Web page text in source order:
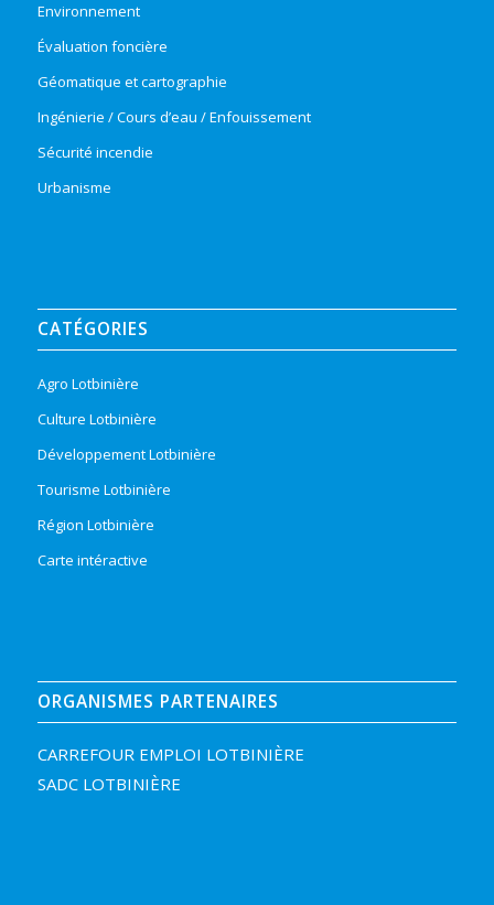
Environnement
Évaluation foncière
Géomatique et cartographie
Ingénierie / Cours d’eau / Enfouissement
Sécurité incendie
Urbanisme
CATÉGORIES
Agro Lotbinière
Culture Lotbinière
Développement Lotbinière
Tourisme Lotbinière
Région Lotbinière
Carte intéractive
ORGANISMES PARTENAIRES
CARREFOUR EMPLOI LOTBINIÈRE
SADC LOTBINIÈRE